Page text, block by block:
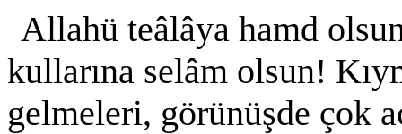
Allahü teâlâya hamd
kullarına selâm olsun!
gelmeleri, görünüşde çok